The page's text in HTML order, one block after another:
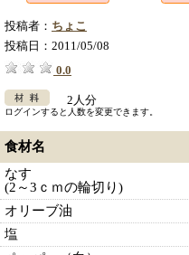
投稿者： ちょこ
投稿日： 2011/05/08
0.0
2人分
ログインすると人数を変更できます。
食材名
なす
(2～3ｃｍの輪切り)
オリーブ油
塩